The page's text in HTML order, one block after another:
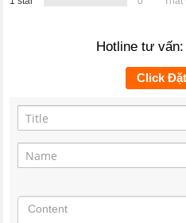
Hotline tư vấn:
Click